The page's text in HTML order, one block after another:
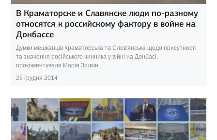
В Краматорске и Славянске люди по-разному
относятся к российскому фактору в войне на
Донбассе
Думки мешканців Краматорська та Слов'янська щодо присутності
та значення російського чинника у війні на Донбасі,
прокоментувала Марія Золкін...
25 грудня 2014